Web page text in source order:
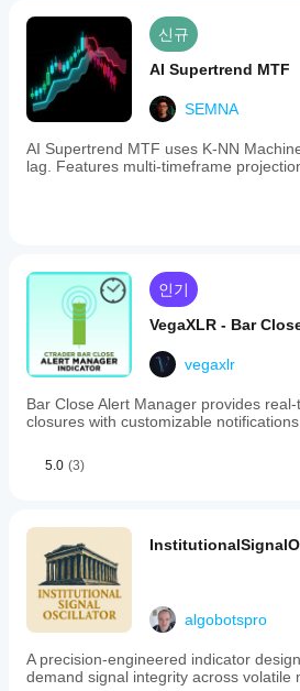
신규
AI Supertrend MTF
SEMNA
AI Supertrend MTF uses K-NN
lag. Features multi-timeframe
인기
VegaXLR - Bar
vegaxlr
Bar Close Alert Manager provides
closures with customizable
5.0 (3)
algobotspro
A precision-engineered indicator
demand signal integrity across volatile